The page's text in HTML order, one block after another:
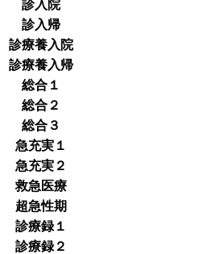
診入院
診入帰
診療養入院
診療養入帰
総合１
総合２
総合３
急充実１
急充実２
救急医療
超急性期
診療録１
診療録２